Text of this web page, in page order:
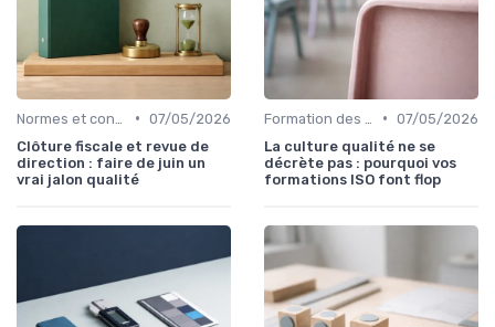
• 07/05/2026
Clôture fiscale et revue de
direction : faire de juin un
vrai jalon qualité
• 07/05/2026
La culture qualité ne se
décrète pas : pourquoi vos
formations ISO font flop